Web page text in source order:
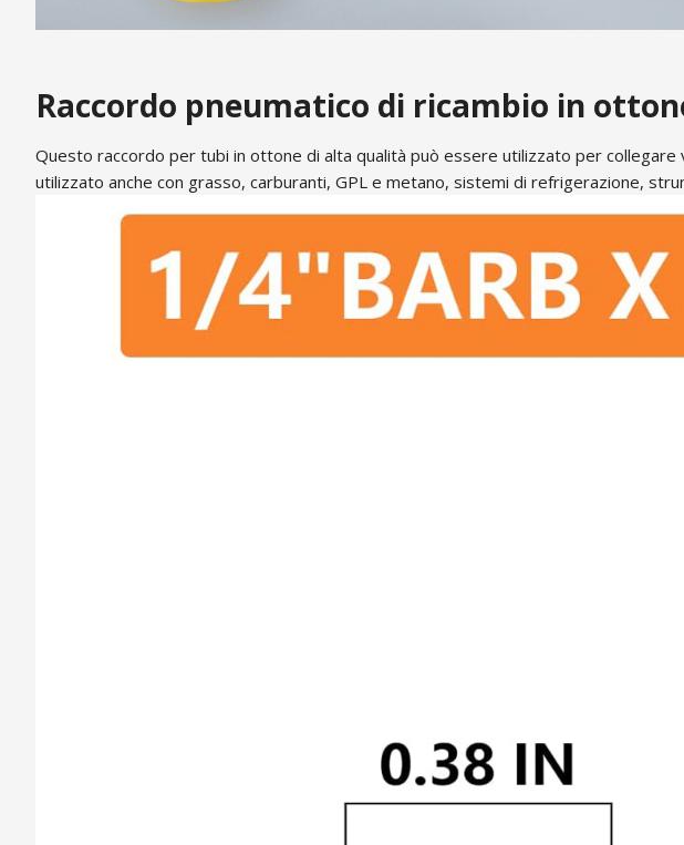
Raccordo pneumatico di ricambio in
Questo raccordo per tubi in ottone di alta qualità può essere utilizzato per
utilizzato anche con grasso, carburanti, GPL e metano, sistemi di refrigerazione,